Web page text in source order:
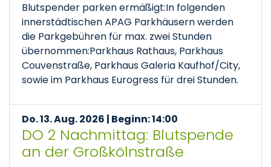
Blutspender parken ermäßigt:In folgenden
innerstädtischen APAG Parkhäusern werden
die Parkgebühren für max. zwei Stunden
übernommen:Parkhaus Rathaus, Parkhaus
Couvenstraße, Parkhaus Galeria Kaufhof/City,
sowie im Parkhaus Eurogress für drei Stunden.
Do. 13. Aug. 2026 | Beginn: 14:00
DO 2 Nachmittag: Blutspende
an der Großkölnstraße